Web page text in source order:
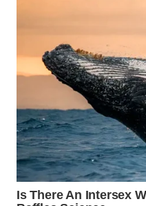
WN
WN
DANAU
TOBA
WN